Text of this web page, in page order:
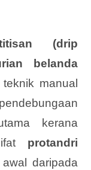
(drip
belanda
manual
kerana
protandri
daripada